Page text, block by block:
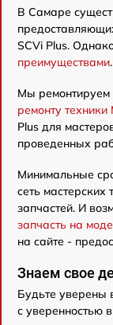
В Самаре
SCVi Plus.
преимуществами.
Мы
ремонту техники
Plus для
проведенных
Минимальные
сеть
запчастей. И
запчасть на
на сайте -
Знаем свое
Будьте уверены
с уверенностью